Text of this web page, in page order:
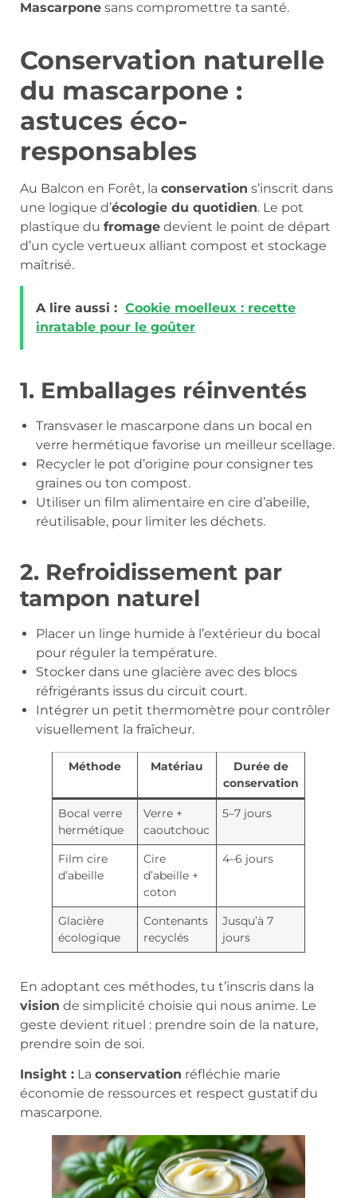
Mascarpone sans compromettre ta santé.
Conservation naturelle
du mascarpone :
astuces éco-
responsables
Au Balcon en Forêt, la conservation s’inscrit dans
une logique d’écologie du quotidien. Le pot
plastique du fromage devient le point de départ
d’un cycle vertueux alliant compost et stockage
maîtrisé.
A lire aussi : Cookie moelleux : recette
inratable pour le goûter
1. Emballages réinventés
Transvaser le mascarpone dans un bocal en
verre hermétique favorise un meilleur scellage.
Recycler le pot d’origine pour consigner tes
graines ou ton compost.
Utiliser un film alimentaire en cire d’abeille,
réutilisable, pour limiter les déchets.
2. Refroidissement par
tampon naturel
Placer un linge humide à l’extérieur du bocal
pour réguler la température.
Stocker dans une glacière avec des blocs
réfrigérants issus du circuit court.
Intégrer un petit thermomètre pour contrôler
visuellement la fraîcheur.
Méthode Matériau
Durée de
conservation
Bocal verre
hermétique
Verre +
caoutchouc
5–7 jours
Film cire
d’abeille
Cire
d’abeille +
coton
4–6 jours
Glacière
écologique
Contenants
recyclés
Jusqu’à 7
jours
En adoptant ces méthodes, tu t’inscris dans la
vision de simplicité choisie qui nous anime. Le
geste devient rituel : prendre soin de la nature,
prendre soin de soi.
Insight : La conservation réfléchie marie
économie de ressources et respect gustatif du
mascarpone.